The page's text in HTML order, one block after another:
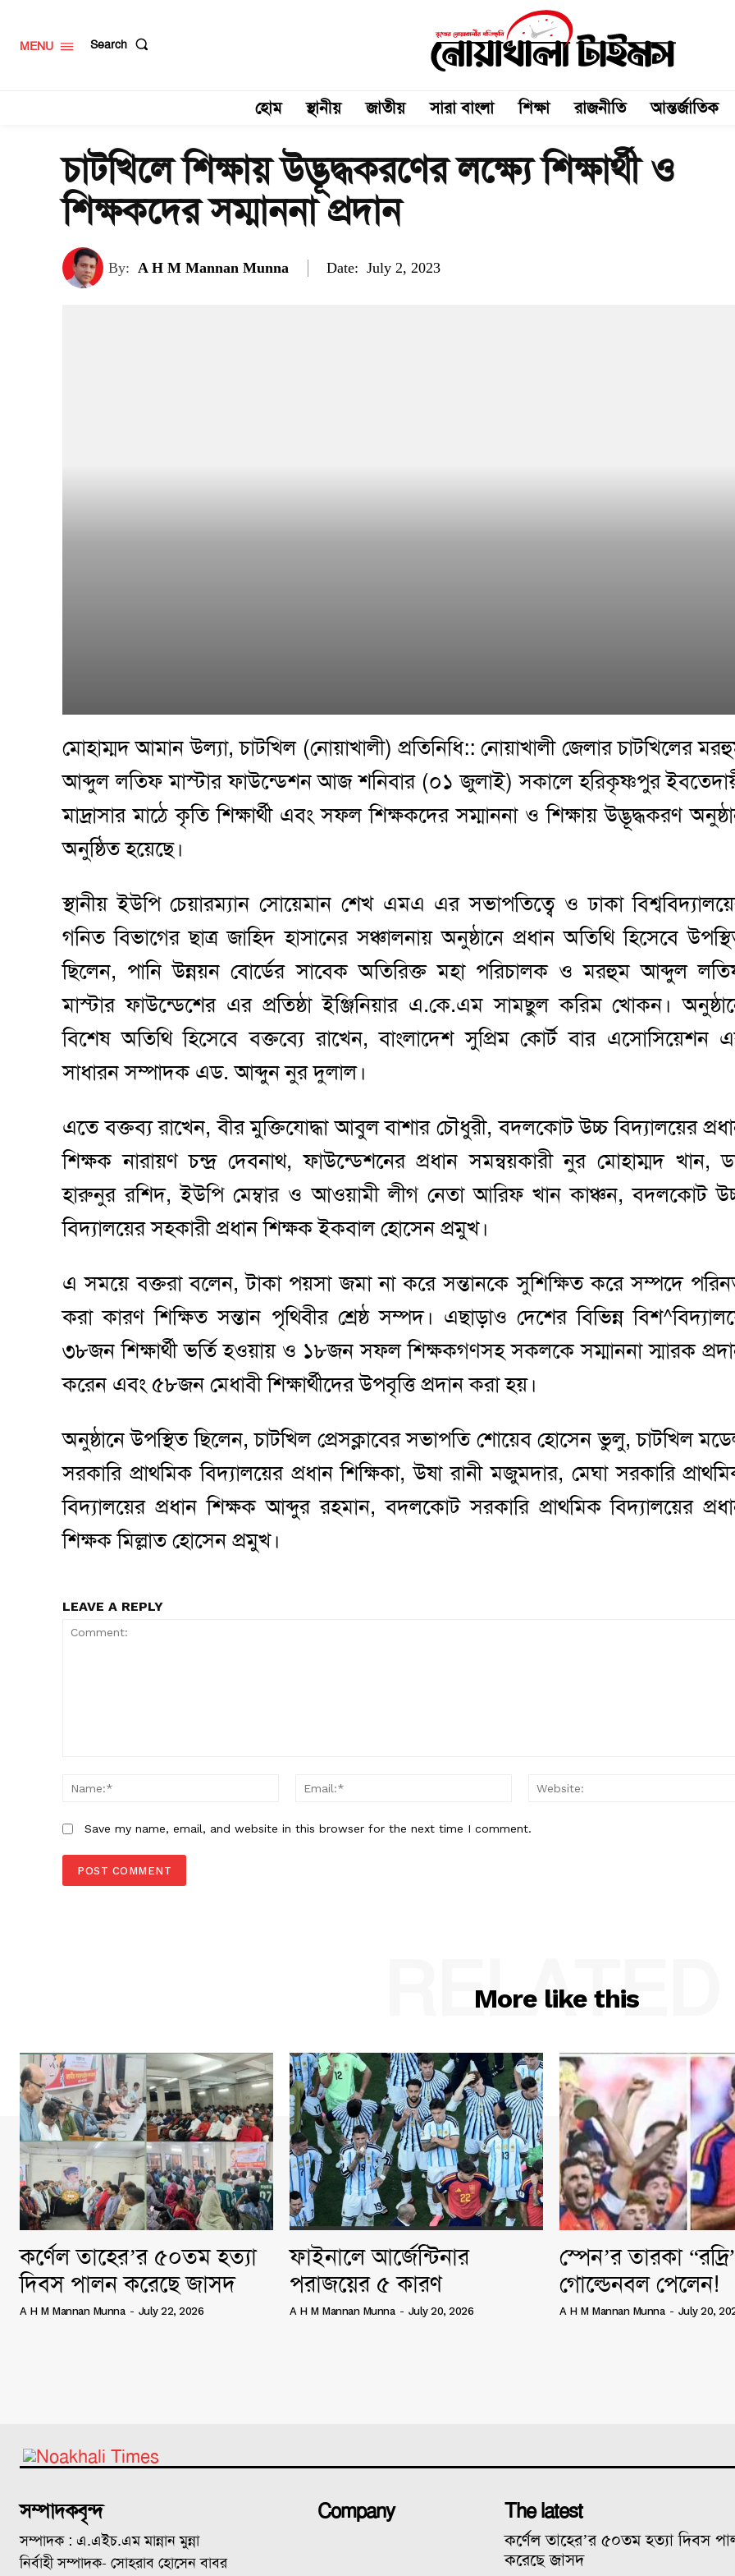
MENU Search
হোম স্থানীয় জাতীয় সারা বাংলা শিক্ষা রাজনীতি আন্তর্জাতিক
চাটখিলে শিক্ষায় উদ্ভূদ্ধকরণের লক্ষ্যে শিক্ষার্থী ও
শিক্ষকদের সম্মাননা প্রদান
By: A H M Mannan Munna Date: July 2, 2023
মোহাম্মদ আমান উল্যা, চাটখিল (নোয়াখালী) প্রতিনিধি:: নোয়াখালী জেলার চাটখিলের
আব্দুল লতিফ মাস্টার ফাউন্ডেশন আজ শনিবার (০১ জুলাই) সকালে হরিকৃষ্ণপুর
মাদ্রাসার মাঠে কৃতি শিক্ষার্থী এবং সফল শিক্ষকদের সম্মাননা ও শিক্ষায় উদ্ভূদ্ধকরণ
অনুষ্ঠিত হয়েছে।
স্থানীয় ইউপি চেয়ারম্যান সোয়েমান শেখ এমএ এর সভাপতিত্বে ও ঢাকা
গনিত বিভাগের ছাত্র জাহিদ হাসানের সঞ্চালনায় অনুষ্ঠানে প্রধান অতিথি হিসেবে
ছিলেন, পানি উন্নয়ন বোর্ডের সাবেক অতিরিক্ত মহা পরিচালক ও মরহুম আব্দুল
মাস্টার ফাউন্ডেশের এর প্রতিষ্ঠা ইঞ্জিনিয়ার এ.কে.এম সামছুল করিম খোকন।
বিশেষ অতিথি হিসেবে বক্তব্যে রাখেন, বাংলাদেশ সুপ্রিম কোর্ট বার এসোসিয়েশন
সাধারন সম্পাদক এড. আব্দুন নুর দুলাল।
এতে বক্তব্য রাখেন, বীর মুক্তিযোদ্ধা আবুল বাশার চৌধুরী, বদলকোট উচ্চ বিদ্যালয়ের
শিক্ষক নারায়ণ চন্দ্র দেবনাথ, ফাউন্ডেশনের প্রধান সমন্বয়কারী নুর মোহাম্মদ খান,
হারুনুর রশিদ, ইউপি মেম্বার ও আওয়ামী লীগ নেতা আরিফ খান কাঞ্চন, বদলকোট
বিদ্যালয়ের সহকারী প্রধান শিক্ষক ইকবাল হোসেন প্রমুখ।
এ সময়ে বক্তরা বলেন, টাকা পয়সা জমা না করে সন্তানকে সুশিক্ষিত করে সম্পদে
করা কারণ শিক্ষিত সন্তান পৃথিবীর শ্রেষ্ঠ সম্পদ। এছাড়াও দেশের বিভিন্ন
৩৮জন শিক্ষার্থী ভর্তি হওয়ায় ও ১৮জন সফল শিক্ষকগণসহ সকলকে সম্মাননা স্মারক
করেন এবং ৫৮জন মেধাবী শিক্ষার্থীদের উপবৃত্তি প্রদান করা হয়।
অনুষ্ঠানে উপস্থিত ছিলেন, চাটখিল প্রেসক্লাবের সভাপতি শোয়েব হোসেন ভুলু, চাটখিল
সরকারি প্রাথমিক বিদ্যালয়ের প্রধান শিক্ষিকা, উষা রানী মজুমদার, মেঘা সরকারি
বিদ্যালয়ের প্রধান শিক্ষক আব্দুর রহমান, বদলকোট সরকারি প্রাথমিক বিদ্যালয়ের
শিক্ষক মিল্লাত হোসেন প্রমুখ।
LEAVE A REPLY
Name:* Email:*
Save my name, email, and website in this browser for the next time I comment.
More like this
RELATED
কর্ণেল তাহের’র ৫০তম হত্যা
দিবস পালন করেছে জাসদ
A H M Mannan Munna - July 22, 2026
ফাইনালে আর্জেন্টিনার
পরাজয়ের ৫ কারণ
A H M Mannan Munna - July 20, 2026
স্পেন’র তারকা
গোল্ডেনবল পেলেন!
A H M Mannan Munna - July 20,
সম্পাদকবৃন্দ
সম্পাদক : এ.এইচ.এম মান্নান মুন্না
নির্বাহী সম্পাদক- সোহরাব হোসেন বাবর
Company The latest
কর্ণেল তাহের’র ৫০তম হত্যা দিবস
করেছে জাসদ